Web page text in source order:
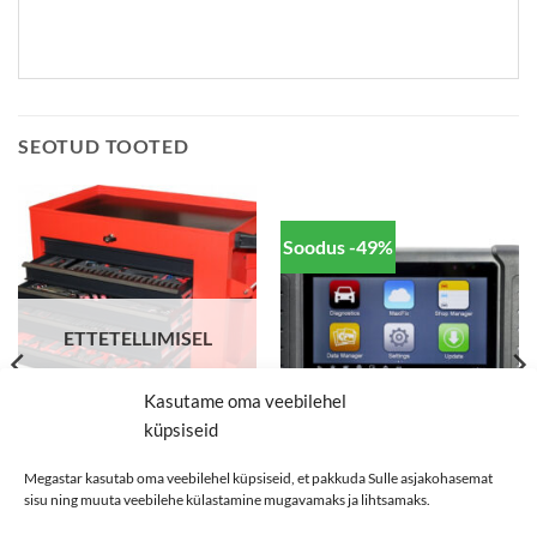
Kasutame oma veebilehel
küpsiseid
Megastar kasutab oma veebilehel küpsiseid, et pakkuda Sulle asjakohasemat
sisu ning muuta veebilehe külastamine mugavamaks ja lihtsamaks.
SEOTUD TOOTED
ETTETELLIMISEL
Tellimiseks võtke
Tööriistakäru 208 tööriistaga
Soodus -49%
Diagnostikatester MaxiDAS